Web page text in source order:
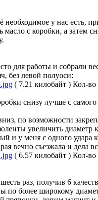
необходимое у нас есть,
с коробки, а затем
для работы и собрали
без левой полуоси:
( 7.21 килобайт ) Кол-во
снизу лучше с
по возможности
увеличить диаметр
и у меня с одного удара
вечно съезжала и дела
( 6.57 килобайт ) Кол-во
раз, получив 6
по более широкому